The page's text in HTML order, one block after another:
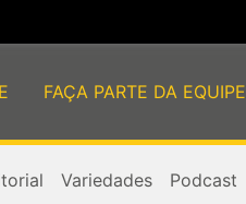
FAÇA PARTE DA EQUIPE
Variedades Podcast